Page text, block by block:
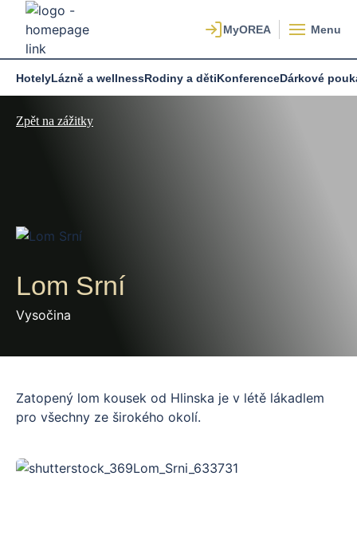
Menu
HotelyLázně a wellnessRodiny a dětiKonferenceDárkové
Zpět na zážitky
Lom Srní
Vysočina
Zatopený lom kousek od Hlinska je v létě lákadlem
pro všechny ze širokého okolí.